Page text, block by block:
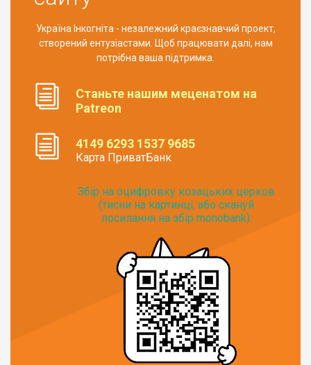
Україна Інкогніта - незалежний краєзнавчий проект,
створений ентузіастами. Щоб працювати далі, нам
потрібна ваша підтримка.
Станьте нашим меценатом на
Patreon
4149 6293 1537 9685
Карта ПриватБанк
Збір на оцифровку козацьких церков
(тисни на картинці, або скануй
посилання на збір monobank):